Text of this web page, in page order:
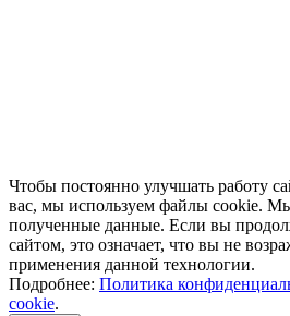
Чтобы постоянно улучшать работу
вас, мы используем файлы cookie.
полученные данные. Если вы
сайтом, это означает, что вы не
применения данной технологии.
Подробнее: Политика
cookie.